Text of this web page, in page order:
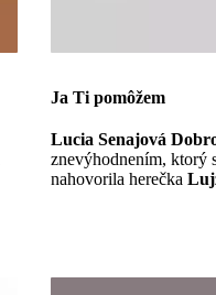
Ja Ti pomôžem
Lucia Senajová
znevýhodnením, ktorý
nahovorila herečka